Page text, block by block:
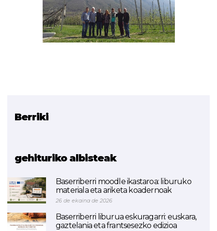
Berriki
gehituriko albisteak
Baserriberri moodle ikastaroa: liburuko
materiala eta ariketa koadernoak
26 de ekaina de 2026
Baserriberri liburua eskuragarri: euskara,
gaztelania eta frantsesezko edizioa